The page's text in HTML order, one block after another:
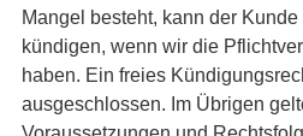
Mangel besteht, kann der
kündigen, wenn wir die
haben. Ein freies
ausgeschlossen. Im Übrigen